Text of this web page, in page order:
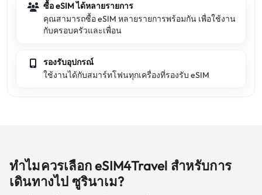
ซื้อ eSIM ได้หลายรายการ
คุณสามารถซื้อ eSIM หลายรายการพร้อมกัน เพื่อใช้งาน
กับครอบครัวและเพื่อน
รองรับอุปกรณ์
ใช้งานได้กับสมาร์ทโฟนทุกเครื่องที่รองรับ eSIM
ทำไมควรเลือก eSIM4Travel สำหรับการ
เดินทางไป ซูรินาเม?